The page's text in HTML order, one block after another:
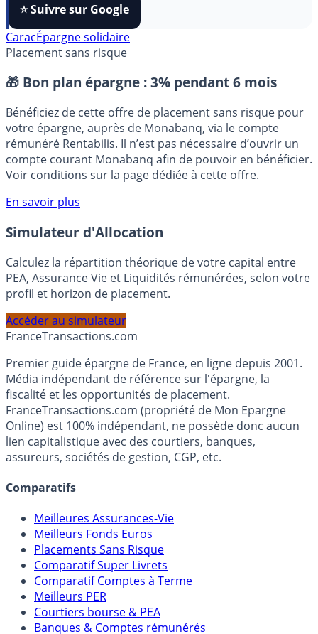
FranceTransactionsà vos sources préférées en 1 clic.
⭐️ Suivre sur Google
Épargne solidaire
Placement sans risque
🎁 Bon plan épargne : 3% pendant 6 mois
Bénéficiez de cette offre de placement sans risque pour
votre épargne, auprès de Monabanq, via le compte
rémunéré Rentabilis. Il n’est pas nécessaire d’ouvrir un
Voir conditions sur la page dédiée à cette offre.
En savoir plus
Simulateur d'Allocation
Calculez la répartition théorique de votre capital entre
PEA, Assurance Vie et Liquidités rémunérées, selon votre
profil et horizon de placement.
FranceTransactions.com
Premier guide épargne de France, en ligne depuis 2001.
Média indépendant de référence sur l'épargne, la
fiscalité et les opportunités de placement.
FranceTransactions.com (propriété de Mon Epargne
Online) est 100% indépendant, ne possède donc aucun
lien capitalistique avec des courtiers, banques,
assureurs, sociétés de gestion, CGP, etc.
Comparatifs
Meilleures Assurances-Vie
Meilleurs Fonds Euros
Placements Sans Risque
Comparatif Super Livrets
Comparatif Comptes à Terme
Meilleurs PER